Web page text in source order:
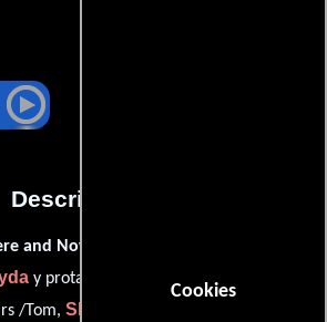
Cookies
Descripción
and Now
y protagonizada por
/Tom, Shalom Harlow